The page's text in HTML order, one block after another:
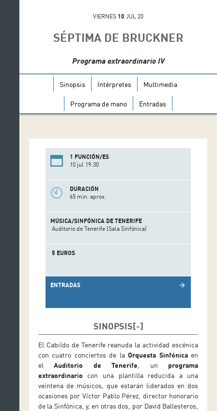
VIERNES 10 JUL 20
SÉPTIMA DE BRUCKNER
Programa extraordinario IV
Sinopsis Intérpretes Multimedia
Programa de mano Entradas
1 FUNCIÓN/ES
10 jul 19:30
DURACIÓN
65 min. aprox.
MÚSICA/SINFÓNICA DE TENERIFE
Auditorio de Tenerife (Sala Sinfónica)
5 EUROS
ENTRADAS arrow_forward
SINOPSIS
El Cabildo de Tenerife reanuda la actividad escénica
con cuatro conciertos de laOrquesta Sinfónicaen
elAuditorio de Tenerife , un programa
extraordinario con una plantilla reducida a una
veintena de músicos, que estarán liderados en dos
ocasiones por Víctor Pablo Pérez, director honorario
de la Sinfónica, y, en otras dos, por David Ballesteros,